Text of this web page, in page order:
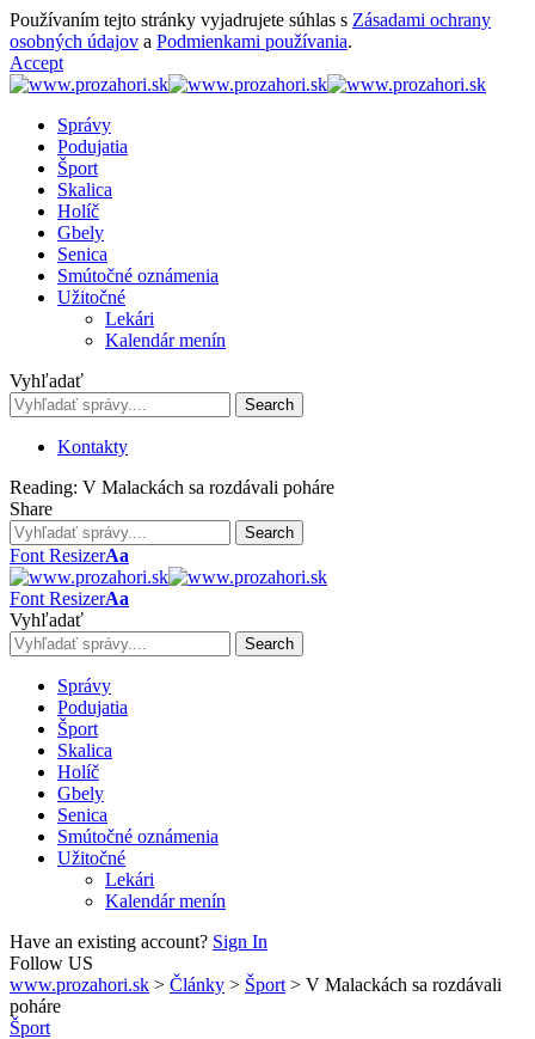
Používaním tejto stránky vyjadrujete súhlas s Zásadami ochrany
osobných údajov a Podmienkami používania.
Accept
Správy
Podujatia
Šport
Skalica
Holíč
Gbely
Senica
Smútočné oznámenia
Užitočné
Lekári
Kalendár menín
Vyhľadať
Kontakty
Reading: V Malackách sa rozdávali poháre
Share
Font ResizerAa
Font ResizerAa
Vyhľadať
Správy
Podujatia
Šport
Skalica
Holíč
Gbely
Senica
Smútočné oznámenia
Užitočné
Lekári
Kalendár menín
Have an existing account? Sign In
Follow US
www.prozahori.sk > Články > Šport > V Malackách sa rozdávali
poháre
Šport